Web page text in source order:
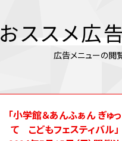
おススメ広
広告メニューの閲
「小学館＆あんふぁん ぎゅっ
て こどもフェスティバル」